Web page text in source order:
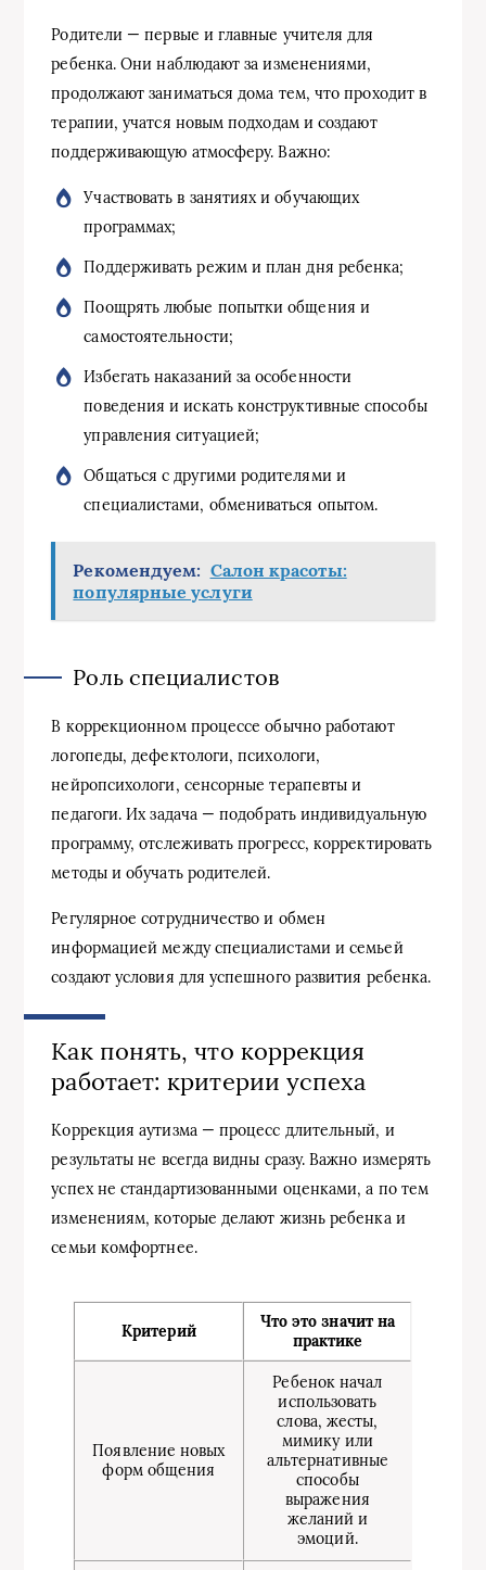
Родители — первые и главные учителя для
ребенка. Они наблюдают за изменениями,
продолжают заниматься дома тем, что проходит в
терапии, учатся новым подходам и создают
поддерживающую атмосферу. Важно:
Участвовать в занятиях и обучающих
программах;
Поддерживать режим и план дня ребенка;
Поощрять любые попытки общения и
самостоятельности;
Избегать наказаний за особенности
поведения и искать конструктивные способы
управления ситуацией;
Общаться с другими родителями и
специалистами, обмениваться опытом.
Рекомендуем: Салон красоты:
популярные услуги
Роль специалистов
В коррекционном процессе обычно работают
логопеды, дефектологи, психологи,
нейропсихологи, сенсорные терапевты и
педагоги. Их задача — подобрать индивидуальную
программу, отслеживать прогресс, корректировать
методы и обучать родителей.
Регулярное сотрудничество и обмен
информацией между специалистами и семьей
создают условия для успешного развития ребенка.
Как понять, что коррекция
работает: критерии успеха
Коррекция аутизма — процесс длительный, и
результаты не всегда видны сразу. Важно измерять
успех не стандартизованными оценками, а по тем
изменениям, которые делают жизнь ребенка и
семьи комфортнее.
Критерий
Что это значит на
практике
Появление новых
форм общения
Ребенок начал
использовать
слова, жесты,
мимику или
альтернативные
способы
выражения
желаний и
эмоций.